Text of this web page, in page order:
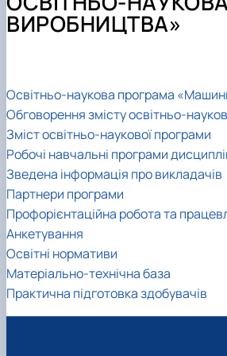
Навчальні лабораторії
Освітні програми кафедри
Освітньо-професійна
Мехатроніка
Комп'ютерний зір в
ВИРОБНИЦТВА»
Освітньо-наукова програма
Обговорення змісту освітньо-
Зміст освітньо-наукової програми
Робочі навчальні програми
Зведена інформація про викладачів
Партнери програми
Профорієнтаційна робота та
Анкетування
Освітні нормативи
Матеріально-технічна база
Практична підготовка здобувачів